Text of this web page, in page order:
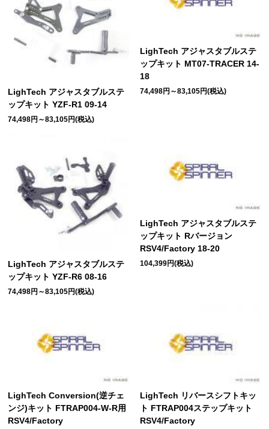
LighTech アジャスタブルステ
ップキット YZF-R1 09-14
74,498円～83,105円(税込)
LighTech アジャスタブルステ
ップキット MT07-TRACER 14-
18
74,498円～83,105円(税込)
LighTech アジャスタブルステ
ップキット YZF-R6 08-16
74,498円～83,105円(税込)
LighTech アジャスタブルステ
ップキット Rバージョン
RSV4/Factory 18-20
104,399円(税込)
LighTech Conversion(逆チェ
ンジ)キット FTRAP004-W-R用
RSV4/Factory
LighTech リバースシフトキッ
ト FTRAP004ステップキット
RSV4/Factory